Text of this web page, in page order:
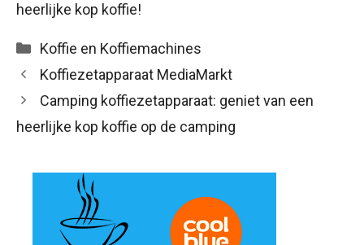
heerlijke kop koffie!
Categorieën
Koffie en Koffiemachines
Koffiezetapparaat MediaMarkt
Camping koffiezetapparaat: geniet van een
heerlijke kop koffie op de camping